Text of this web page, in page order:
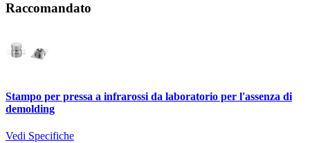
Raccomandato
Stampo per pressa a infrarossi da laboratorio per l'assenza di
demolding
Vedi Specifiche